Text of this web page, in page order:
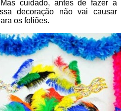
cuidado, antes de fazer a
decoração não vai causar
os foliões.